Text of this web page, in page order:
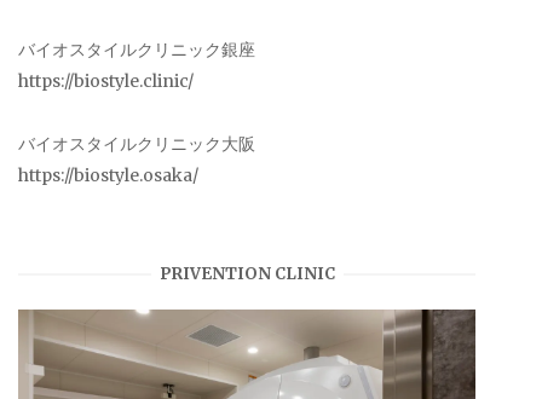
バイオスタイルクリニック銀座
https://biostyle.clinic/
バイオスタイルクリニック大阪
https://biostyle.osaka/
PRIVENTION CLINIC